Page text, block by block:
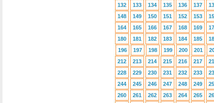
132
133 134 135 136 137
148
149 150 151 152 153
164
165 166 167 168 169
180
181 182 183 184 185
196
197 198 199 200 201
212
213 214 215 216 217
228
229 230 231 232 233
244
245 246 247 248 249
260
261 262 263 264 265